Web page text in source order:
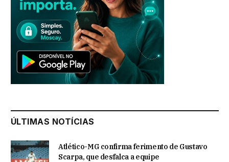
ÚLTIMAS NOTÍCIAS
Atlético-MG confirma ferimento de Gustavo
Scarpa, que desfalca a equipe